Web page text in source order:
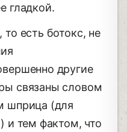
гладкой.
есть ботокс, не
другие
связаны словом
шприца (для
и тем фактом, что